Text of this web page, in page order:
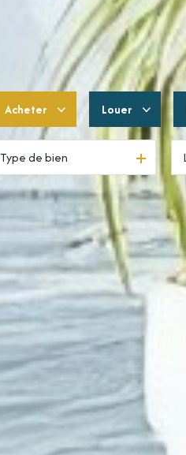
Acheter
Résidentiel
Louer
à l'année
Type de bien